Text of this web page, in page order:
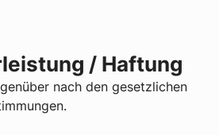
/ Haftung
nach den gesetzlichen